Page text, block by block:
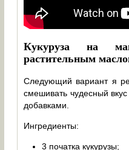
Кукуруза на
растительным
Следующий вариант я
смешивать чудесный
добавками.
Ингредиенты:
3 початка кукурузы;